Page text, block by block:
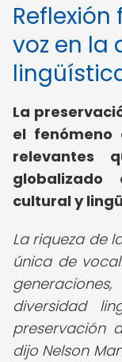
Reflexión
voz en la
La
el fenómeno
relevantes
cultural y
La riqueza de
única de
diversidad
preservación
dijo Nelson